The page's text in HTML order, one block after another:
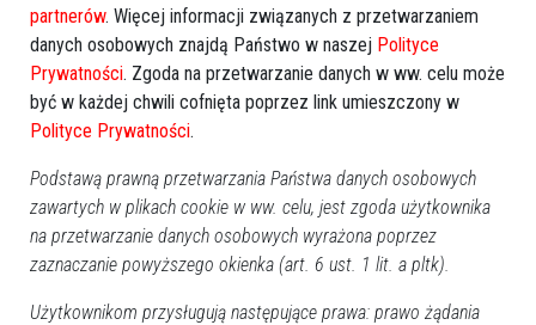
partnerów. Więcej informacji związanych z przetwarzaniem
danych osobowych znajdą Państwo w naszej Polityce
Prywatności. Zgoda na przetwarzanie danych w ww. celu może
być w każdej chwili cofnięta poprzez link umieszczony w
Polityce Prywatności.
Podstawą prawną przetwarzania Państwa danych osobowych
zawartych w plikach cookie w ww. celu, jest zgoda użytkownika
na przetwarzanie danych osobowych wyrażona poprzez
zaznaczanie powyższego okienka (art. 6 ust. 1 lit. a pltk).
Użytkownikom przysługują następujące prawa: prawo żądania